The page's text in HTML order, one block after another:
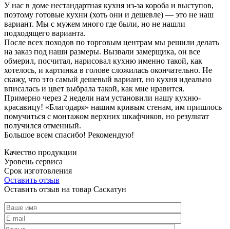
У нас в доме нестандартная кухня из-за короба и выступов,
поэтому готовые кухни (хоть они и дешевле) — это не наш
вариант. Мы с мужем много где были, но не нашли
подходящего варианта.
После всех походов по торговым центрам мы решили делать
на заказ под наши размеры. Вызвали замерщика, он все
обмерил, посчитал, нарисовал кухню именно такой, как
хотелось, и картинка в голове сложилась окончательно. Не
скажу, что это самый дешевый вариант, но кухня идеально
вписалась и цвет выбрала такой, как мне нравится.
Примерно через 2 недели нам установили нашу кухню-
красавицу! «Благодаря» нашим кривым стенам, им пришлось
помучиться с монтажом верхних шкафчиков, но результат
получился отменный.
Большое всем спасибо! Рекомендую!
Качество продукции
Уровень сервиса
Срок изготовления
Оставить отзыв
Оставить отзыв на товар Саскатун